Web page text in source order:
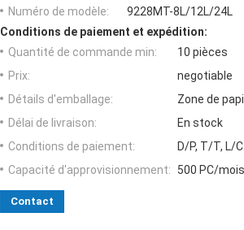
Numéro de modèle:
9228MT-8L/12L/24L
Conditions de paiement et expédition:
Quantité de commande min:
10 pièces
Prix:
negotiable
Détails d'emballage:
Zone de
Délai de livraison:
En stock
Conditions de paiement:
D/P, T/T, L/C
Capacité d'approvisionnement:
500 PC/mois
Contact